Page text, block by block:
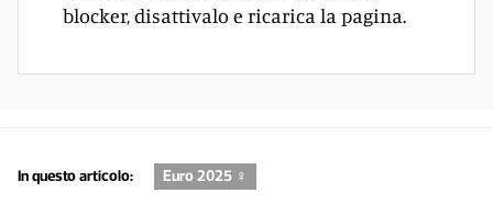
blocker, disattivalo e ricarica la pagina.
In questo articolo: Euro 2025 ♀